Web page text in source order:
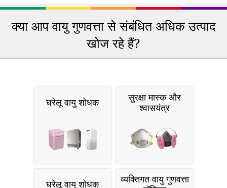
क्या आप वायु गुणवत्ता से संबंधित अधिक उत्पाद
खोज रहे हैं?
घरेलू वायु शोधक
सुरक्षा मास्क और
श्वासयंत्र
घरेलू वायु शोधक
व्यक्तिगत वायु गुणवत्ता